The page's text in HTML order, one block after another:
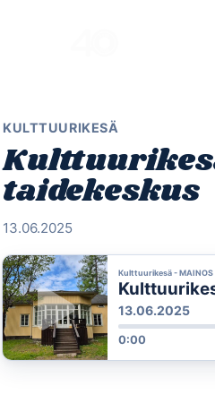
KULTTUURIKESÄ
taidekeskus
13.06.2025
Kulttuurikesä - MAINOS
13.06.2025
0:00